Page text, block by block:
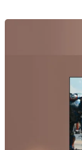
встроенным